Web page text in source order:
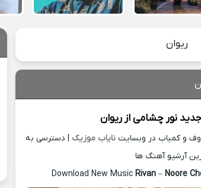
ریوان
نور چشامی ازریوان
و کمیاب در وبسایتنایاب موزیک | دسترسی به
آرشیو آهنگ ها
Download New MusicRivan –Noore